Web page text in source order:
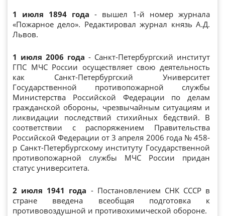
1 июля 1894 года - вышел 1-й номер журнала
«Пожарное дело». Редактировал журнал князь А.Д.
Львов.
1 июля 2006 года - Санкт-Петербургский институт
ГПС МЧС России осуществляет свою деятельность
как Санкт-Петербургский Университет
Государственной противопожарной службы
Министерства Российской Федерации по делам
гражданской обороны, чрезвычайным ситуациям и
ликвидации последствий стихийных бедствий. В
соответствии с распоряжением Правительства
Российской Федерации от 3 апреля 2006 года № 458-
р Санкт-Петербургскому институту Государственной
противопожарной службы МЧС России придан
статус университета.
2 июля 1941 года - Постановлением СНК СССР в
стране введена всеобщая подготовка к
противовоздушной и противохимической обороне.